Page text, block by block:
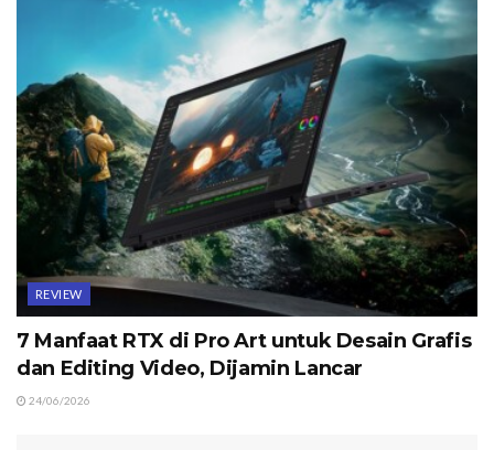
REVIEW
7 Manfaat RTX di Pro Art untuk Desain Grafis
dan Editing Video, Dijamin Lancar
24/06/2026